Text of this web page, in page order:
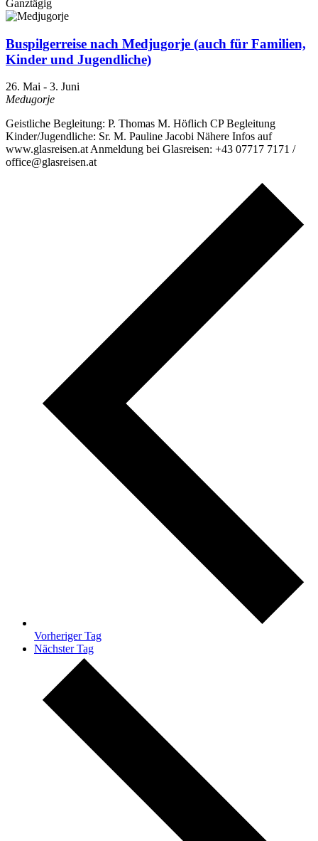
Ganztägig
Buspilgerreise nach Medjugorje (auch für Familien,
Kinder und Jugendliche)
26. Mai - 3. Juni
Medugorje
Geistliche Begleitung: P. Thomas M. Höflich CP Begleitung
Kinder/Jugendliche: Sr. M. Pauline Jacobi Nähere Infos auf
www.glasreisen.at Anmeldung bei Glasreisen: +43 07717 7171 /
office@glasreisen.at
Vorheriger Tag
Nächster Tag